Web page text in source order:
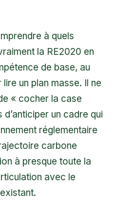
à quels
la RE2020 en
de base, au
un plan masse. Il ne
« cocher la case
un cadre qui
réglementaire
carbone
à presque toute la
avec le